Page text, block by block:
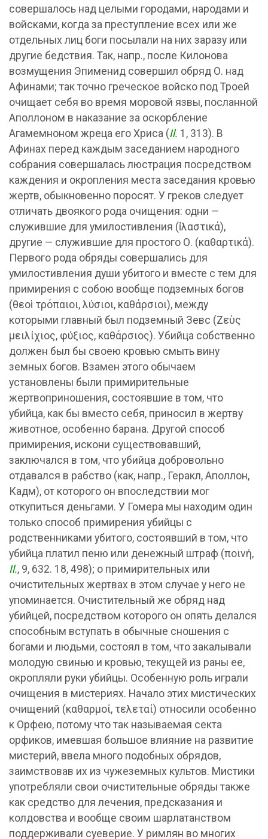
совершалось над целыми городами, народами и
войсками, когда за преступление всех или же
отдельных лиц боги посылали на них заразу или
другие бедствия. Так, напр., после Килонова
возмущения Эпименид совершил обряд О. над
Афинами; так точно греческое войско под Троей
очищает себя во время моровой язвы, посланной
Аполлоном в наказание за оскорбление
Агамемноном жреца его Хриса (Il. 1, 313). В
Афинах перед каждым заседанием народного
собрания совершалась люстрация посредством
каждения и окропления места заседания кровью
жертв, обыкновенно поросят. У греков следует
отличать двоякого рода очищения: одни —
служившие для умилостивления (ἰλαστικά),
другие — служившие для простого О. (καθαρτικά).
Первого рода обряды совершались для
умилостивления души убитого и вместе с тем для
примирения с собою вообще подземных богов
(θεοὶ τρόπαιοι, λύσιοι, καθάρσιοι), между
которыми главный был подземный Зевс (Ζεὺς
μειλίχιος, φύξιος, καθάρσιος). Убийца собственно
должен был бы своею кровью смыть вину
земных богов. Взамен этого обычаем
установлены были примирительные
жертвоприношения, состоявшие в том, что
убийца, как бы вместо себя, приносил в жертву
животное, особенно барана. Другой способ
примирения, искони существовавший,
заключался в том, что убийца добровольно
отдавался в рабство (как, напр., Геракл, Аполлон,
Кадм), от которого он впоследствии мог
откупиться деньгами. У Гомера мы находим один
только способ примирения убийцы с
родственниками убитого, состоявший в том, что
убийца платил пеню или денежный штраф (ποινή,
Il., 9, 632. 18, 498); о примирительных или
очистительных жертвах в этом случае у него не
упоминается. Очистительный же обряд над
убийцей, посредством которого он опять делался
способным вступать в обычные сношения с
богами и людьми, состоял в том, что закалывали
молодую свинью и кровью, текущей из раны ее,
окропляли руки убийцы. Особенную роль играли
очищения в мистериях. Начало этих мистических
очищений (καθαρμοί, τελεταί) относили особенно
к Орфею, потому что так называемая секта
орфиков, имевшая большое влияние на развитие
мистерий, ввела много подобных обрядов,
заимствовав их из чужеземных культов. Мистики
употребляли свои очистительные обряды также
как средство для лечения, предсказания и
колдовства и вообще своим шарлатанством
поддерживали суеверие. У римлян во многих